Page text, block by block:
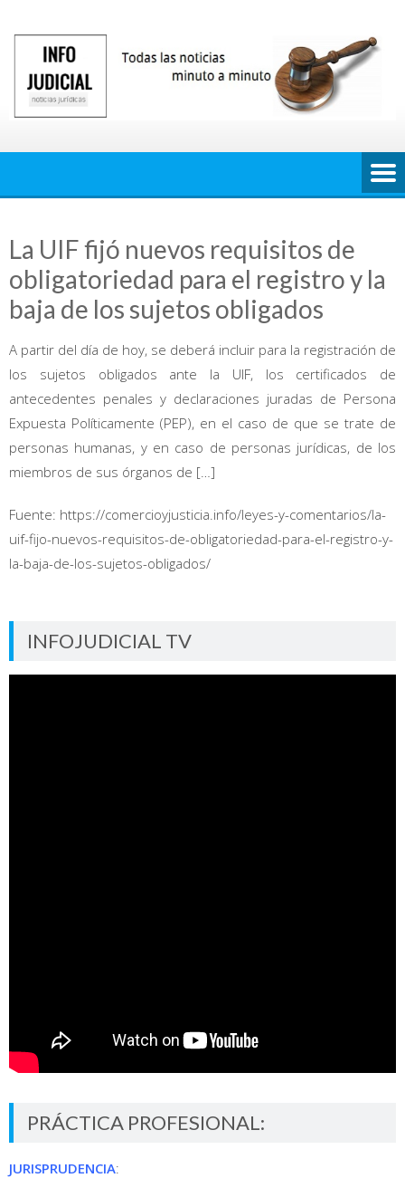
contenido
La UIF fijó nuevos requisitos de
obligatoriedad para el registro y la
baja de los sujetos obligados
A partir del día de hoy, se deberá incluir para la registración de
los sujetos obligados ante la UIF, los certificados de
antecedentes penales y declaraciones juradas de Persona
Expuesta Políticamente (PEP), en el caso de que se trate de
personas humanas, y en caso de personas jurídicas, de los
miembros de sus órganos de […]
Fuente: https://comercioyjusticia.info/leyes-y-comentarios/la-
uif-fijo-nuevos-requisitos-de-obligatoriedad-para-el-registro-y-
la-baja-de-los-sujetos-obligados/
INFOJUDICIAL TV
PRÁCTICA PROFESIONAL:
JURISPRUDENCIA: